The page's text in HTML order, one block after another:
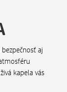
bezpečnosť aj
kapela vás